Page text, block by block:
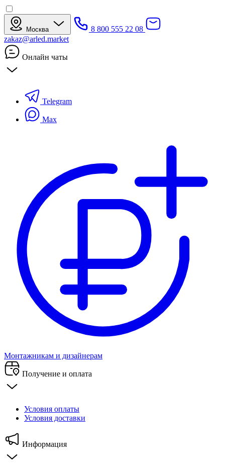
Москва
8 800 555 22 08
zakaz@arled.market
Онлайн чаты
Telegram
Max
Монтажникам и дизайнерам
Получение и оплата
Условия оплаты
Условия доставки
Информация